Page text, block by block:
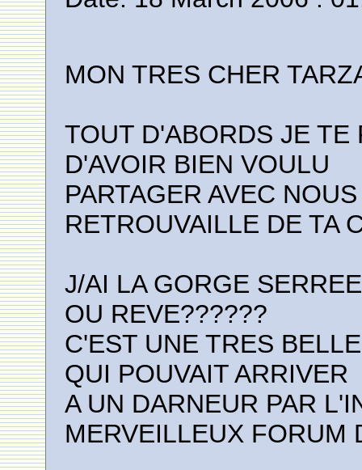
MON TRES CHER
TOUT D'ABORDS JE
D'AVOIR BIEN VOULU
PARTAGER AVEC
RETROUVAILLE DE TA
J/AI LA GORGE
OU REVE??????
C'EST UNE TRES
QUI POUVAIT ARRIVER
A UN DARNEUR PAR
MERVEILLEUX FORUM